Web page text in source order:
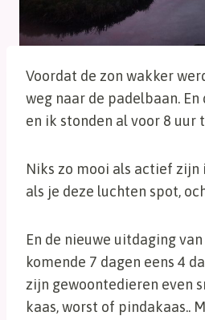
Voordat de zon wakker
weg naar de padelbaan.
en ik stonden al voor 8 uur
Niks zo mooi als actief zijn
als je deze luchten spot,
En de nieuwe uitdaging van
komende 7 dagen eens 4
zijn gewoontedieren even
kaas, worst of pindakaas..